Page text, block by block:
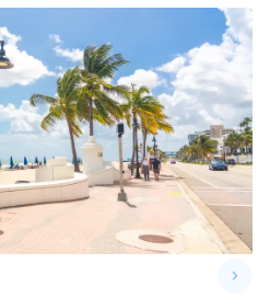
keyboard_arrow_right